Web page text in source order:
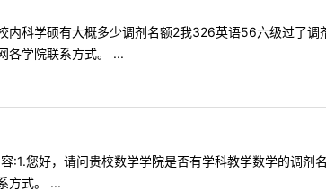
科学硕有大概多少调剂名额2我326英语56六级过了调
各学院联系方式。 ...
您好，请问贵校数学学院是否有学科教学数学的调剂
方式。 ...